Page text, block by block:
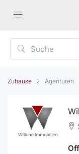
Zuhause Agenturen